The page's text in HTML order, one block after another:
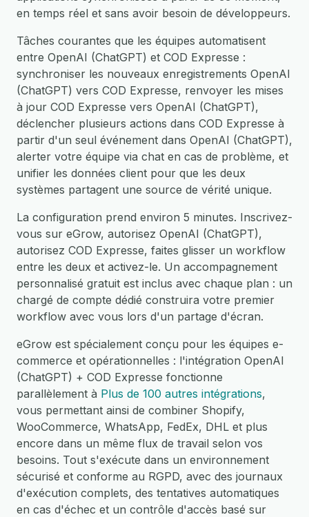
en temps réel et sans avoir besoin de développeurs.
Tâches courantes que les équipes automatisent
entre OpenAI (ChatGPT) et COD Expresse :
synchroniser les nouveaux enregistrements OpenAI
(ChatGPT) vers COD Expresse, renvoyer les mises
à jour COD Expresse vers OpenAI (ChatGPT),
déclencher plusieurs actions dans COD Expresse à
partir d'un seul événement dans OpenAI (ChatGPT),
alerter votre équipe via chat en cas de problème, et
unifier les données client pour que les deux
systèmes partagent une source de vérité unique.
La configuration prend environ 5 minutes. Inscrivez-
vous sur eGrow, autorisez OpenAI (ChatGPT),
autorisez COD Expresse, faites glisser un workflow
entre les deux et activez-le. Un accompagnement
personnalisé gratuit est inclus avec chaque plan : un
chargé de compte dédié construira votre premier
workflow avec vous lors d'un partage d'écran.
eGrow est spécialement conçu pour les équipes e-
commerce et opérationnelles : l'intégration OpenAI
(ChatGPT) + COD Expresse fonctionne
parallèlement à Plus de 100 autres intégrations,
vous permettant ainsi de combiner Shopify,
WooCommerce, WhatsApp, FedEx, DHL et plus
encore dans un même flux de travail selon vos
besoins. Tout s'exécute dans un environnement
sécurisé et conforme au RGPD, avec des journaux
d'exécution complets, des tentatives automatiques
en cas d'échec et un contrôle d'accès basé sur